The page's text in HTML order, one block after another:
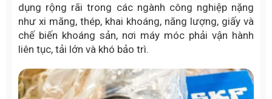
dụng rộng rãi trong các ngành công nghiệp nặng
như xi măng, thép, khai khoáng, năng lượng, giấy và
chế biến khoáng sản, nơi máy móc phải vận hành
liên tục, tải lớn và khó bảo trì.